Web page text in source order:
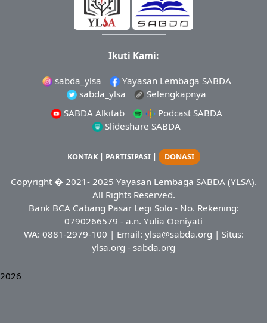
Ikuti Kami:
sabda_ylsa
Yayasan Lembaga SABDA
sabda_ylsa
Selengkapnya
SABDA Alkitab
Podcast SABDA
Slideshare SABDA
KONTAK| PARTISIPASI| DONASI
Copyright� 2021- 2025 Yayasan Lembaga SABDA (YLSA).
All Rights Reserved.
Bank BCA Cabang Pasar Legi Solo - No. Rekening:
0790266579 - a.n. Yulia Oeniyati
WA: 0881-2979-100 | Email: ylsa@sabda.org | Situs:
ylsa.org - sabda.org
2026